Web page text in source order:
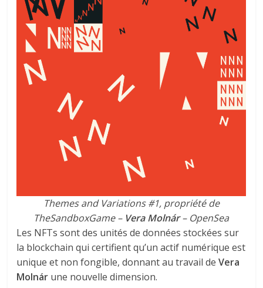
Themes and Variations #1, propriété de
TheSandboxGame – Vera Molnár– OpenSea
Les NFTs sont des unités de données stockées sur
la blockchain qui certifient qu’un actif numérique est
unique et non fongible, donnant au travail deVera
Molnár une nouvelle dimension.